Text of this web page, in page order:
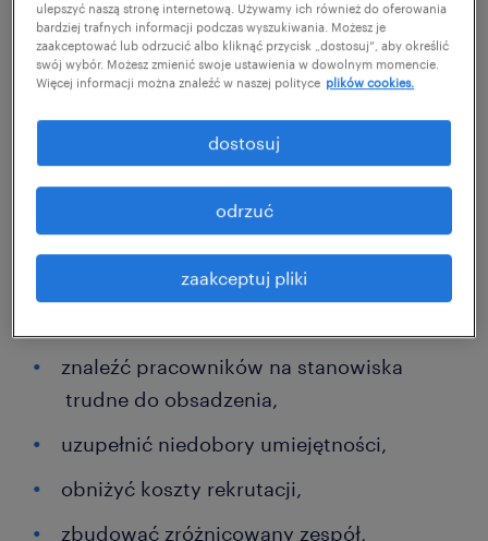
opinii. Wraz z szybkim rozwojem technologii
firmy mogą teraz gromadzić ogromne ilości
danych HR ponosząc minimalne koszty.
wiele zyskać, na przykład:
pozyskać wykwalifikowanych
zwiększyć wskaźniki zatrzymania
znaleźć pracowników na stanowiska
trudne do obsadzenia,
uzupełnić niedobory umiejętności,
obniżyć koszty rekrutacji,
zbudować zróżnicowany zespół,
ulepszyć naszą stronę internetową. Używamy ich również do oferowania
bardziej trafnych informacji podczas wyszukiwania. Możesz je
zaakceptować lub odrzucić albo kliknąć przycisk „dostosuj”, aby określić
swój wybór. Możesz zmienić swoje ustawienia w dowolnym momencie.
Więcej informacji można znaleźć w naszej polityce plików cookies.
zaakceptuj pliki
odrzuć
dostosuj